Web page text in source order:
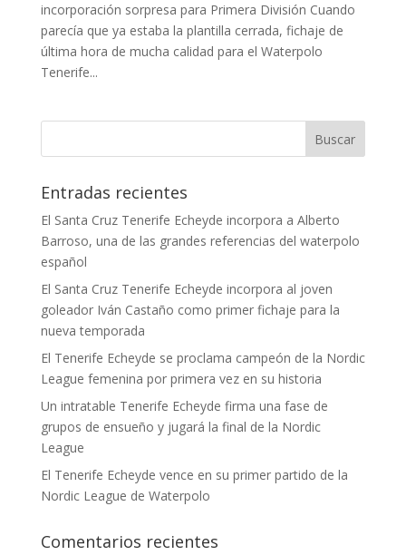
incorporación sorpresa para Primera División Cuando
parecía que ya estaba la plantilla cerrada, fichaje de
última hora de mucha calidad para el Waterpolo
Tenerife...
Entradas recientes
El Santa Cruz Tenerife Echeyde incorpora a Alberto
Barroso, una de las grandes referencias del waterpolo
español
El Santa Cruz Tenerife Echeyde incorpora al joven
goleador Iván Castaño como primer fichaje para la
nueva temporada
El Tenerife Echeyde se proclama campeón de la Nordic
League femenina por primera vez en su historia
Un intratable Tenerife Echeyde firma una fase de
grupos de ensueño y jugará la final de la Nordic
League
El Tenerife Echeyde vence en su primer partido de la
Nordic League de Waterpolo
Comentarios recientes